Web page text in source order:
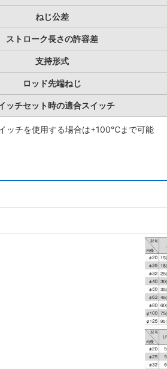
ねじ公差
ストローク長さの許容差
支持形式
ロッド先端ねじ
ッチセット時の適合スイッチ
ッチを使用する場合は+100℃まで可能